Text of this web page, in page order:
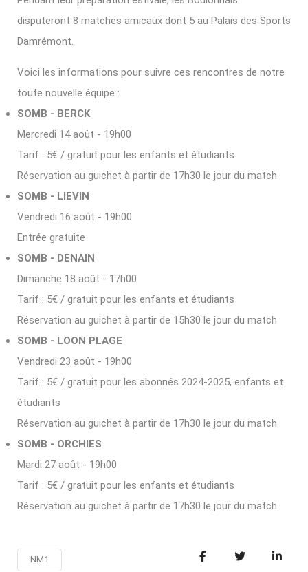
disputeront 8 matches amicaux dont 5 au Palais des Sports
Damrémont.
Voici les informations pour suivre ces rencontres de notre
toute nouvelle équipe :
SOMB - BERCK
Mercredi 14 août - 19h00
Tarif : 5€ / gratuit pour les enfants et étudiants
Réservation au guichet à partir de 17h30 le jour du match
SOMB - LIEVIN
Vendredi 16 août - 19h00
Entrée gratuite
SOMB - DENAIN
Dimanche 18 août - 17h00
Tarif : 5€ / gratuit pour les enfants et étudiants
Réservation au guichet à partir de 15h30 le jour du match
SOMB - LOON PLAGE
Vendredi 23 août - 19h00
Tarif : 5€ / gratuit pour les abonnés 2024-2025, enfants et
étudiants
Réservation au guichet à partir de 17h30 le jour du match
SOMB - ORCHIES
Mardi 27 août - 19h00
Tarif : 5€ / gratuit pour les enfants et étudiants
Réservation au guichet à partir de 17h30 le jour du match
NM1